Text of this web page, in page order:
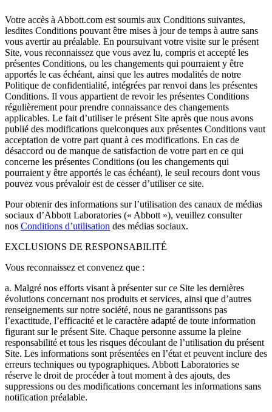
Votre accès à Abbott.com est soumis aux Conditions suivantes,
lesdites Conditions pouvant être mises à jour de temps à autre sans
vous avertir au préalable. En poursuivant votre visite sur le présent
Site, vous reconnaissez que vous avez lu, compris et accepté les
présentes Conditions, ou les changements qui pourraient y être
apportés le cas échéant, ainsi que les autres modalités de notre
Politique de confidentialité, intégrées par renvoi dans les présentes
Conditions. Il vous appartient de revoir les présentes Conditions
régulièrement pour prendre connaissance des changements
applicables. Le fait d’utiliser le présent Site après que nous avons
publié des modifications quelconques aux présentes Conditions vaut
acceptation de votre part quant à ces modifications. En cas de
désaccord ou de manque de satisfaction de votre part en ce qui
concerne les présentes Conditions (ou les changements qui
pourraient y être apportés le cas échéant), le seul recours dont vous
pouvez vous prévaloir est de cesser d’utiliser ce site.
Pour obtenir des informations sur l’utilisation des canaux de médias
sociaux d’Abbott Laboratories (« Abbott »), veuillez consulter
nos Conditions d’utilisation des médias sociaux.
EXCLUSIONS DE RESPONSABILITÉ
Vous reconnaissez et convenez que :
a. Malgré nos efforts visant à présenter sur ce Site les dernières
évolutions concernant nos produits et services, ainsi que d’autres
renseignements sur notre société, nous ne garantissons pas
l’exactitude, l’efficacité et le caractère adapté de toute information
figurant sur le présent Site. Chaque personne assume la pleine
responsabilité et tous les risques découlant de l’utilisation du présent
Site. Les informations sont présentées en l’état et peuvent inclure des
erreurs techniques ou typographiques. Abbott Laboratories se
réserve le droit de procéder à tout moment à des ajouts, des
suppressions ou des modifications concernant les informations sans
notification préalable.